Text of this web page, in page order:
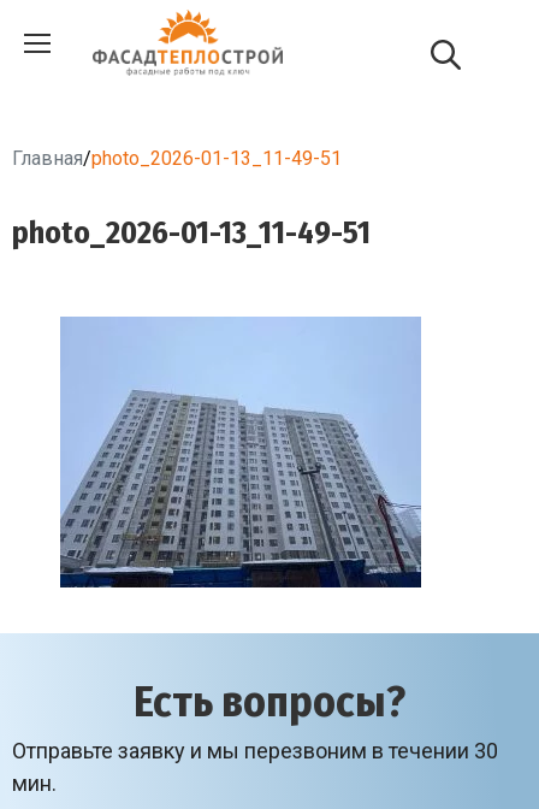
Главная/photo_2026-01-13_11-49-51
photo_2026-01-13_11-49-51
Есть вопросы?
Отправьте заявку и мы перезвоним в течении 30
мин.